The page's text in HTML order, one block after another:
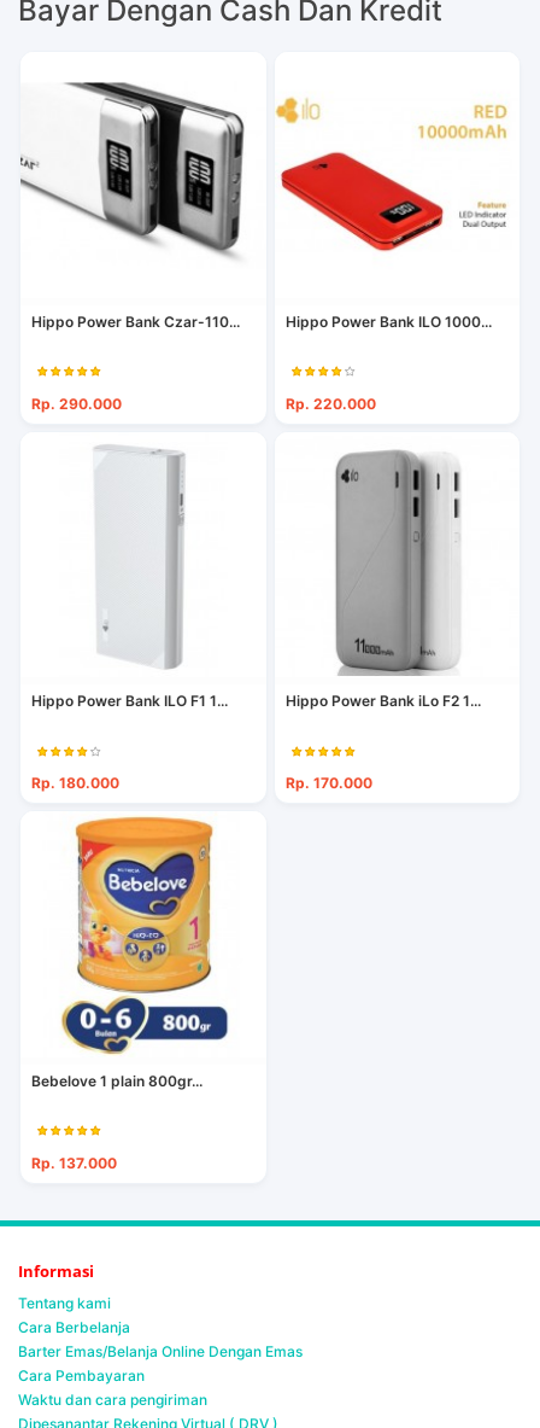
Bayar Dengan Cash Dan Kredit
Hippo Power Bank Czar-110...
Rp. 290.000
Hippo Power Bank ILO 1000...
Rp. 220.000
Hippo Power Bank ILO F1 1...
Rp. 180.000
Hippo Power Bank iLo F2 1...
Rp. 170.000
Bebelove 1 plain 800gr...
Rp. 137.000
Informasi
Tentang kami
Cara Berbelanja
Barter Emas/Belanja Online Dengan Emas
Cara Pembayaran
Waktu dan cara pengiriman
Dipesanantar Rekening Virtual ( DRV )